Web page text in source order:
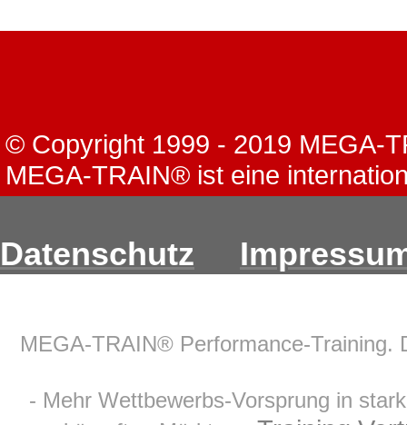
© Copyright 1999 - 2019 MEGA-
MEGA-TRAIN® ist eine
Datenschutz
MEGA-TRAIN® Performance-Training.
- Mehr Wettbewerbs-Vorsprung in